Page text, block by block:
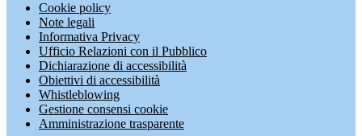
Cookie policy
Note legali
Informativa Privacy
Ufficio Relazioni con il Pubblico
Dichiarazione di accessibilità
Obiettivi di accessibilità
Whistleblowing
Gestione consensi cookie
Amministrazione trasparente